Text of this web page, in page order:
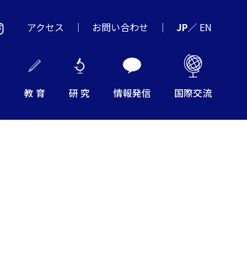
教 育 研 究 情報発信 国際交流
アクセス お問い合わせ JP／ EN